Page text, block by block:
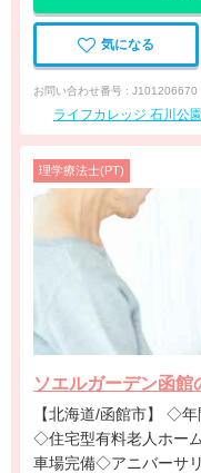
気になる
お問い合わせ番号 : J101206670
ライフカレッジ 石川公
理学療法士(PT)
ソエルガーデン函館
【北海道/函館市】 ◇年間休日121日◇年収4,200,000円以上
◇住宅型有料老人ホー
車場完備◇アニバーサ